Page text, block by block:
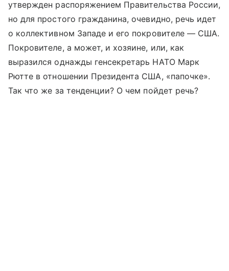
утвержден распоряжением Правительства России,
но для простого гражданина, очевидно, речь идет
о коллективном Западе и его покровителе — США.
Покровителе, а может, и хозяине, или, как
выразился однажды генсекретарь НАТО Марк
Рютте в отношении Президента США, «папочке».
Так что же за тенденции? О чем пойдет речь?